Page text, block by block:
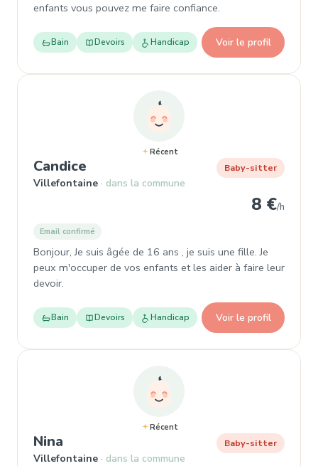
enfants vous pouvez me faire confiance.
Bain Devoirs Handicap Voir le profil
Récent
Candice , Baby-sitter à Villefontaine
Villefontaine dans la commune
Baby-sitter
8 €/h
Email confirmé
Bonjour, Je suis âgée de 16 ans , je suis une fille. Je
peux m'occuper de vos enfants et les aider à faire leur
devoir.
Bain Devoirs Handicap Voir le profil
Récent
Nina , Baby-sitter à Villefontaine
Villefontaine dans la commune
Baby-sitter